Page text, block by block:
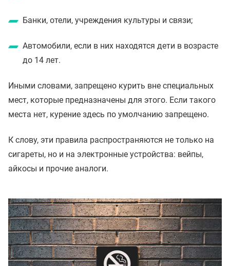
Банки, отели, учреждения культуры и связи;
Автомобили, если в них находятся дети в возрасте
до 14 лет.
Иными словами, запрещено курить вне специальных
мест, которые предназначены для этого. Если такого
места нет, курение здесь по умолчанию запрещено.
К слову, эти правила распространяются не только на
сигареты, но и на электронные устройства: вейпы,
айкосы и прочие аналоги.